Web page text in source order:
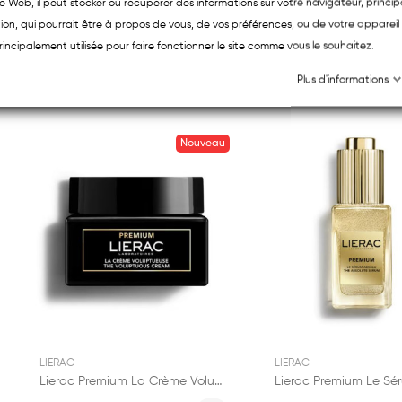
Nouveau
LIERAC
Lierac Premium La Crème Voluptueuse 50ml
LIERAC
Web, il peut stocker ou récupérer des informations sur votre navigateur,
qui pourrait être à propos de vous, de vos préférences, ou de votre
utilisée pour faire fonctionner le site comme vous le souhaitez.
Plus d'informations